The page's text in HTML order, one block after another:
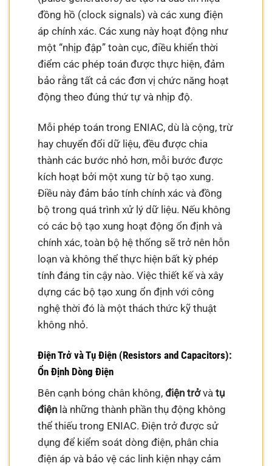
đồng hồ (clock signals) và các xung điện
áp chính xác. Các xung này hoạt động như
một “nhịp đập” toàn cục, điều khiển thời
điểm các phép toán được thực hiện, đảm
bảo rằng tất cả các đơn vị chức năng hoạt
động theo đúng thứ tự và nhịp độ.
Mỗi phép toán trong ENIAC, dù là cộng, trừ
hay chuyển đổi dữ liệu, đều được chia
thành các bước nhỏ hơn, mỗi bước được
kích hoạt bởi một xung từ bộ tạo xung.
Điều này đảm bảo tính chính xác và đồng
bộ trong quá trình xử lý dữ liệu. Nếu không
có các bộ tạo xung hoạt động ổn định và
chính xác, toàn bộ hệ thống sẽ trở nên hỗn
loạn và không thể thực hiện bất kỳ phép
tính đáng tin cậy nào. Việc thiết kế và xây
dựng các bộ tạo xung ổn định với công
nghệ thời đó là một thách thức kỹ thuật
không nhỏ.
Điện Trở và Tụ Điện (Resistors and Capacitors):
Ổn Định Dòng Điện
Bên cạnh bóng chân không,điện trởvàtụ
điện là những thành phần thụ động không
thể thiếu trong ENIAC. Điện trở được sử
dụng để kiểm soát dòng điện, phân chia
điện áp và bảo vệ các linh kiện nhạy cảm